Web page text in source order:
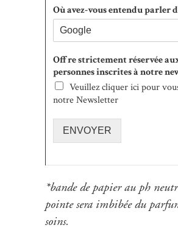
Où avez-vous entendu parler
Offre strictement réservée
personnes inscrites à notre
Veuillez cliquer ici pour
notre Newsletter
ENVOYER
*bande de papier au ph
pointe sera imbibée du
soins.